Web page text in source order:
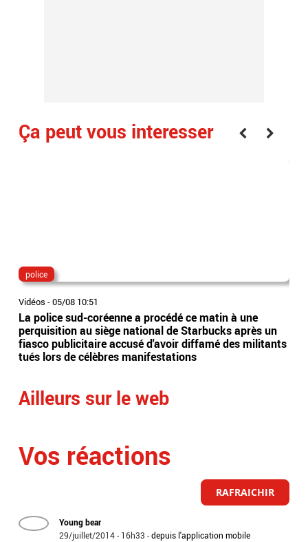
Ça peut vous interesser
police
Vidéos -05/08 10:51
La police sud-coréenne a procédé ce matin à une
perquisition au siège national de Starbucks après un
fiasco publicitaire accusé d'avoir diffamé des militants
tués lors de célèbres manifestations
Ailleurs sur le web
Vos réactions
RAFRAICHIR
Young bear
29/juillet/2014 - 16h33 -depuis l'application mobile